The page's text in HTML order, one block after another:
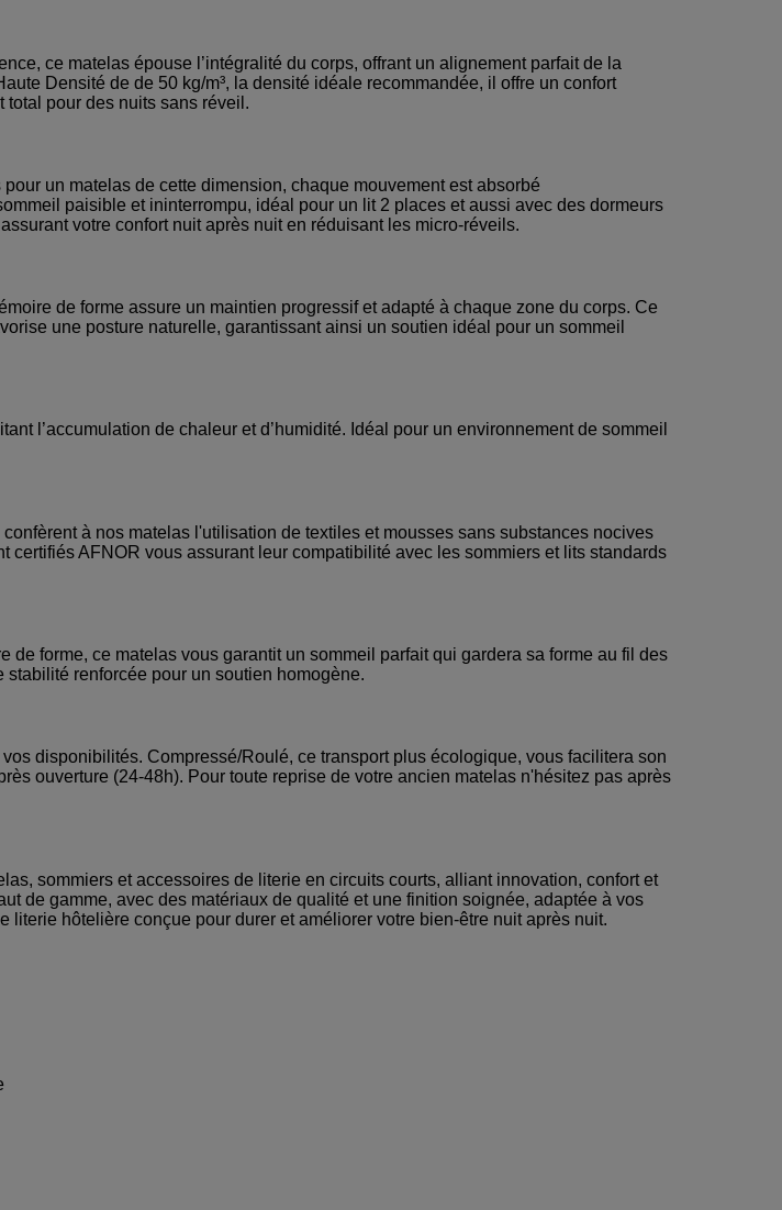
ce matelas épouse l’intégralité du corps, offrant un alignement parfait de la
Densité de de 50 kg/m³, la densité idéale recommandée, il offre un confort
pour des nuits sans réveil.
un matelas de cette dimension, chaque mouvement est absorbé
paisible et ininterrompu, idéal pour un lit 2 places et aussi avec des dormeurs
votre confort nuit après nuit en réduisant les micro-réveils.
de forme assure un maintien progressif et adapté à chaque zone du corps. Ce
une posture naturelle, garantissant ainsi un soutien idéal pour un sommeil
l’accumulation de chaleur et d’humidité. Idéal pour un environnement de sommeil
à nos matelas l'utilisation de textiles et mousses sans substances nocives
AFNOR vous assurant leur compatibilité avec les sommiers et lits standards
forme, ce matelas vous garantit un sommeil parfait qui gardera sa forme au fil des
stabilité renforcée pour un soutien homogène.
disponibilités. Compressé/Roulé, ce transport plus écologique, vous facilitera son
ouverture (24-48h). Pour toute reprise de votre ancien matelas n'hésitez pas après
sommiers et accessoires de literie en circuits courts, alliant innovation, confort et
de gamme, avec des matériaux de qualité et une finition soignée, adaptée à vos
literie hôtelière conçue pour durer et améliorer votre bien-être nuit après nuit.